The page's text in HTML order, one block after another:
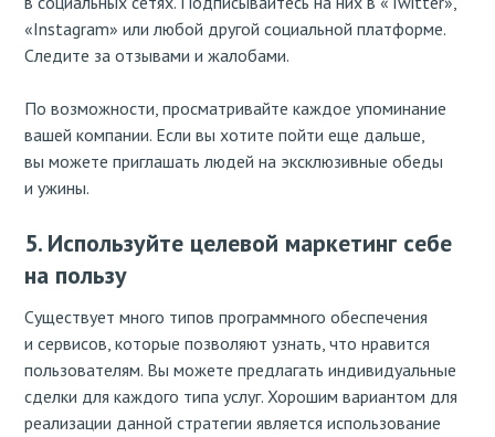
«Instagram» или любой другой социальной платформе.
Следите за отзывами и жалобами.
По возможности, просматривайте каждое упоминание
вашей компании. Если вы хотите пойти еще дальше,
вы можете приглашать людей на эксклюзивные обеды
и ужины.
5. Используйте целевой маркетинг себе
на пользу
Существует много типов программного обеспечения
и сервисов, которые позволяют узнать, что нравится
пользователям. Вы можете предлагать индивидуальные
сделки для каждого типа услуг. Хорошим вариантом для
реализации данной стратегии является использование